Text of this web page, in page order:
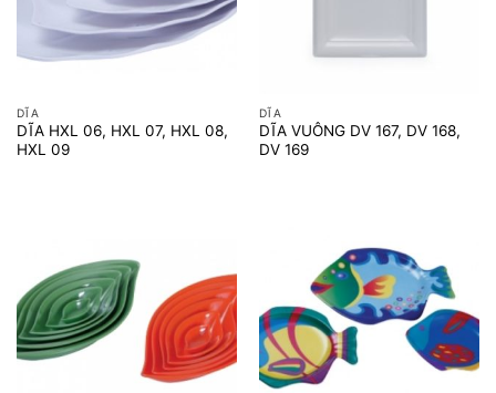
DĨA
DĨA HXL 06, HXL 07, HXL 08,
HXL 09
DĨA
DĨA VUÔNG DV 167, DV 168,
DV 169